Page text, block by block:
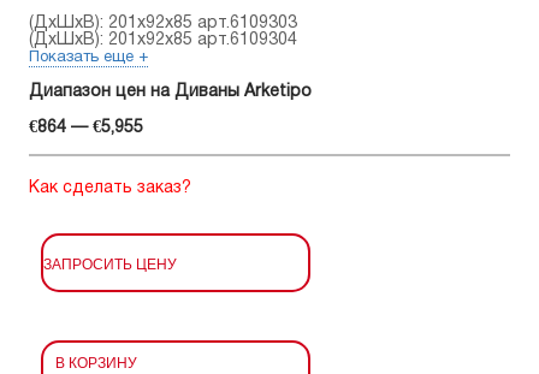
(ДхШхВ): 201x92x85 арт.6109303
(ДхШхВ): 201x92x85 арт.6109304
Показать еще +
Диапазон цен на Диваны Arketipo
€864 — €5,955
Как сделать заказ?
ЗАПРОСИТЬ ЦЕНУ
В КОРЗИНУ